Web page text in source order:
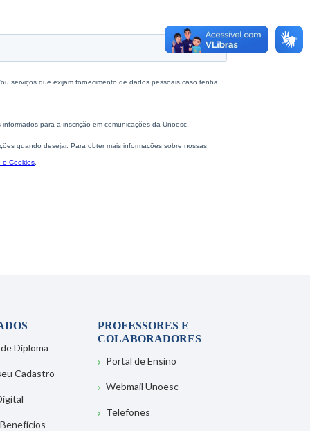
Diploma
Cadastro
PROFESSORES E
COLABORADORES
Portal de Ensino
Webmail Unoesc
Telefones